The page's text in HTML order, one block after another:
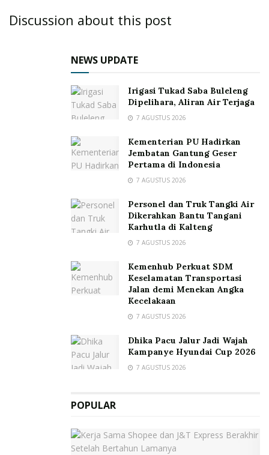
Discussion about this post
NEWS UPDATE
Irigasi Tukad Saba Buleleng
Dipelihara, Aliran Air Terjaga
7 AGUSTUS 2026
Kementerian PU Hadirkan
Jembatan Gantung Geser
Pertama di Indonesia
7 AGUSTUS 2026
Personel dan Truk Tangki Air
Dikerahkan Bantu Tangani
Karhutla di Kalteng
7 AGUSTUS 2026
Kemenhub Perkuat SDM
Keselamatan Transportasi
Jalan demi Menekan Angka
Kecelakaan
7 AGUSTUS 2026
Dhika Pacu Jalur Jadi Wajah
Kampanye Hyundai Cup 2026
7 AGUSTUS 2026
POPULAR